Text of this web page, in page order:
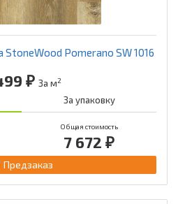
StoneWood Pomerano SW 1016
₽ За м2
За упаковку
Общая стоимость
7 672 ₽
Предзаказ